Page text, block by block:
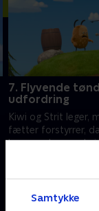
Samtykke
7. Flyvende
udfordring
Kiwi og Strit leger,
fætter forstyrrer,
kommer brasende
være med.